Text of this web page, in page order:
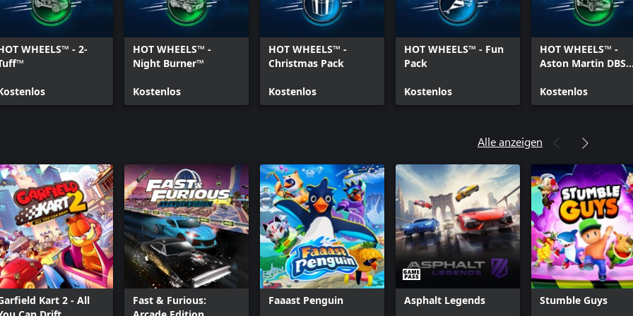
die du auf deinem Abenteuer
WHEELS™ - 2-
HOT WHEELS™ -
Night Burner™
Kostenlos
HOT WHEELS™ -
Christmas Pack
Kostenlos
HOT WHEELS™ - Fun
Pack
Kostenlos
HOT WHEELS™ -
Aston Martin DBS
Kostenlos
Alle anzeigen
Kart 2 - All
Fast & Furious:
Faaast Penguin Asphalt Legends Stumble Guys